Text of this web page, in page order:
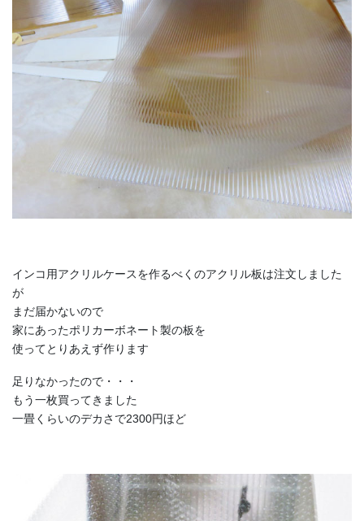
インコ用アクリルケースを作るべくのアクリル板は注文しました
が
まだ届かないので
家にあったポリカーボネート製の板を
使ってとりあえず作ります
足りなかったので・・・
もう一枚買ってきました
一畳くらいのデカさで2300円ほど